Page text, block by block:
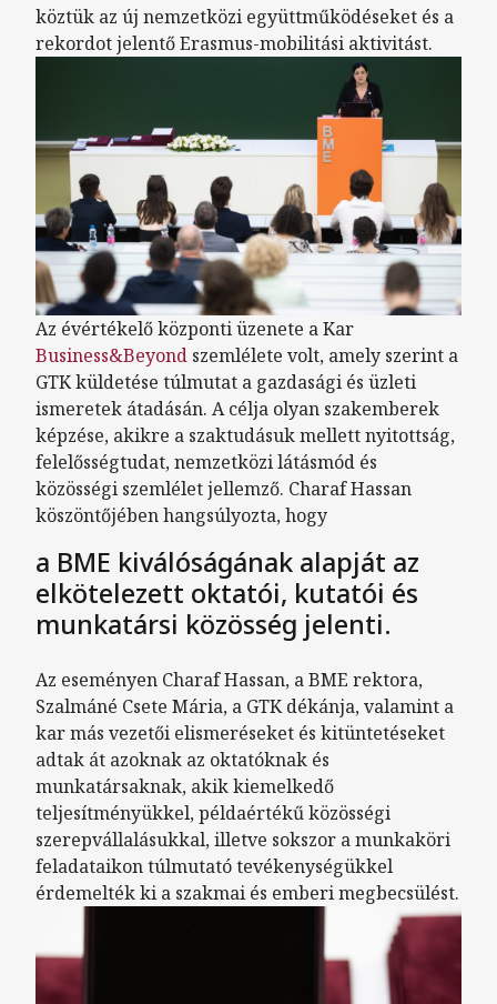
köztük az új nemzetközi együttműködéseket és a
rekordot jelentő Erasmus-mobilitási aktivitást.
Az évértékelő központi üzenete a Kar
Business&Beyond szemlélete volt, amely szerint a
GTK küldetése túlmutat a gazdasági és üzleti
ismeretek átadásán. A célja olyan szakemberek
képzése, akikre a szaktudásuk mellett nyitottság,
felelősségtudat, nemzetközi látásmód és
közösségi szemlélet jellemző. Charaf Hassan
köszöntőjében hangsúlyozta, hogy
a BME kiválóságának alapját az
elkötelezett oktatói, kutatói és
munkatársi közösség jelenti.
Az eseményen Charaf Hassan, a BME rektora,
Szalmáné Csete Mária, a GTK dékánja, valamint a
kar más vezetői elismeréseket és kitüntetéseket
adtak át azoknak az oktatóknak és
munkatársaknak, akik kiemelkedő
teljesítményükkel, példaértékű közösségi
szerepvállalásukkal, illetve sokszor a munkaköri
feladataikon túlmutató tevékenységükkel
érdemelték ki a szakmai és emberi megbecsülést.